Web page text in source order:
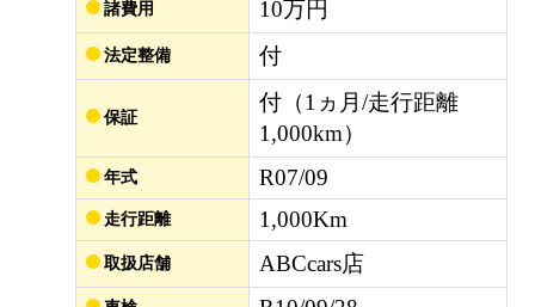
諸費用 10万円
法定整備 付
保証
付（1ヵ月/走行距離
1,000km）
年式 R07/09
走行距離 1,000Km
取扱店舗 ABCcars店